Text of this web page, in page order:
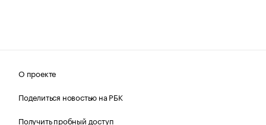
О проекте
Поделиться новостью на РБК
Получить пробный доступ